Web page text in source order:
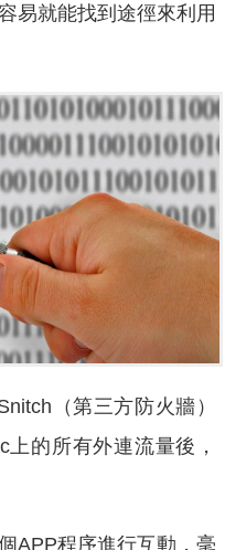
易就能找到途徑來利用
（第三方防火牆）
的所有外連流量後，
APP程序進行互動，毫